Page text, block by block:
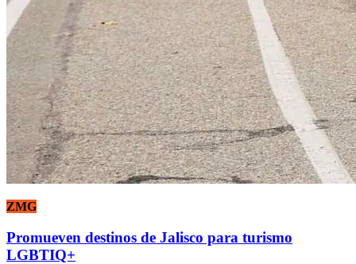
ZMG
Promueven destinos de Jalisco para turismo
LGBTIQ+